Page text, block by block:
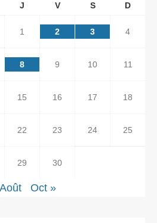
J V S D
1 2 3 4
8 9 10 11
15 16 17 18
22 23 24 25
29 30
Oct »